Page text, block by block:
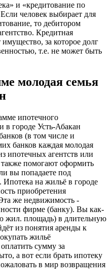
и «кредитование по
человек выбирает для
то дебитором
Кредитная
имущество, за которое долг
т.е. не может быть
молодая семья
ипотечного
в городе Усть-Абакан
(в том числе и
банков каждая молодая
ипотечных агентств или
помогают оформить
вы попадаете под
на жильё в городе
приобретения
же недвижимость -
фирме (банку). Вы как-
жил. площадь) в длительную
из понятия аренды к
жильё
сумму за
а вот если брать ипотеку
в мир возвращения